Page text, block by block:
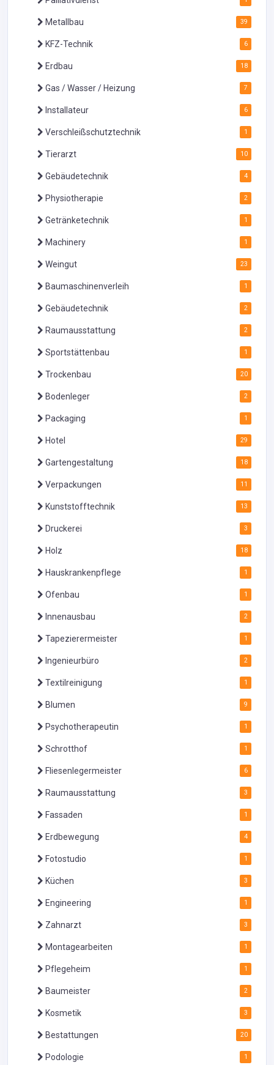
Metallbau 39
KFZ-Technik 6
Erdbau 18
Gas / Wasser / Heizung 7
Installateur 6
Verschleißschutztechnik 1
Tierarzt 10
Gebäudetechnik 4
Physiotherapie 2
Getränketechnik 1
Machinery 1
Weingut 23
Baumaschinenverleih 1
Gebäudetechnik 2
Raumausstattung 2
Sportstättenbau 1
Trockenbau 20
Bodenleger 2
Packaging 1
Hotel 29
Gartengestaltung 18
Verpackungen 11
Kunststofftechnik 13
Druckerei 3
Holz 18
Hauskrankenpflege 1
Ofenbau 1
Innenausbau 2
Tapezierermeister 1
Ingenieurbüro 2
Textilreinigung 1
Blumen 9
Psychotherapeutin 1
Schrotthof 1
Fliesenlegermeister 6
Raumausstattung 3
Fassaden 1
Erdbewegung 4
Fotostudio 1
Küchen 3
Engineering 1
Zahnarzt 3
Montagearbeiten 1
Pflegeheim 1
Baumeister 2
Kosmetik 3
Bestattungen 20
Podologie 1